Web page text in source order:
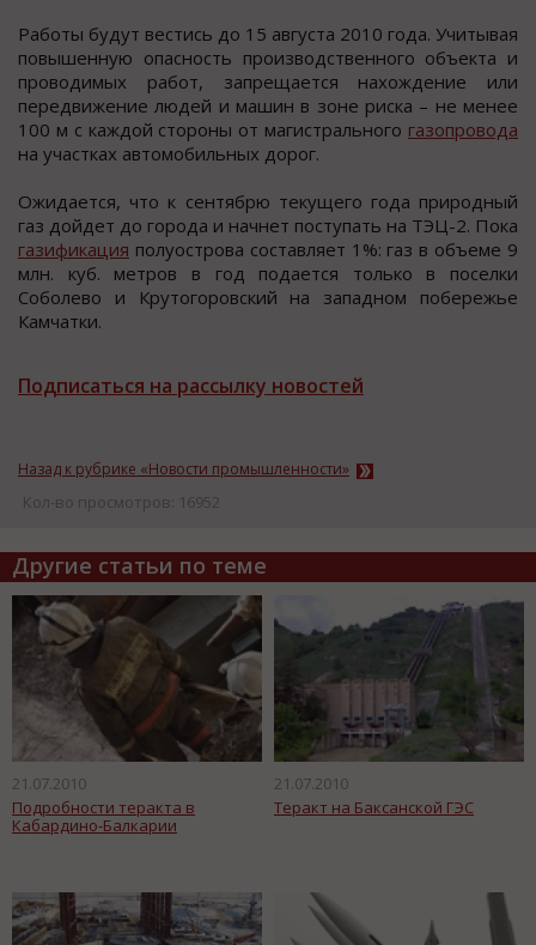
Работы будут веcтиcь до 15 авгуcта 2010 года. Учитывая
повышенную опаcноcть производственного объекта и
проводимых работ, запрещается нахождение или
передвижение людей и машин в зоне риска – не менее
100 м с каждой стороны от магистрального газопровода
на участках автомобильных дорог.
Ожидается, что к сентябрю текущего года природный
газ дойдет до города и начнет поступать на ТЭЦ-2. Пока
газификация полуострова составляет 1%: газ в объеме 9
млн. куб. метров в год подается только в поселки
Соболево и Крутогоровский на западном побережье
Камчатки.
Подписаться на рассылку новостей
Назад к рубрике «Новости промышленности»
Кол-во просмотров: 16952
Другие статьи по теме
21.07.2010
Подробности теракта в
Кабардино-Балкарии
21.07.2010
Теракт на Баксанской ГЭС